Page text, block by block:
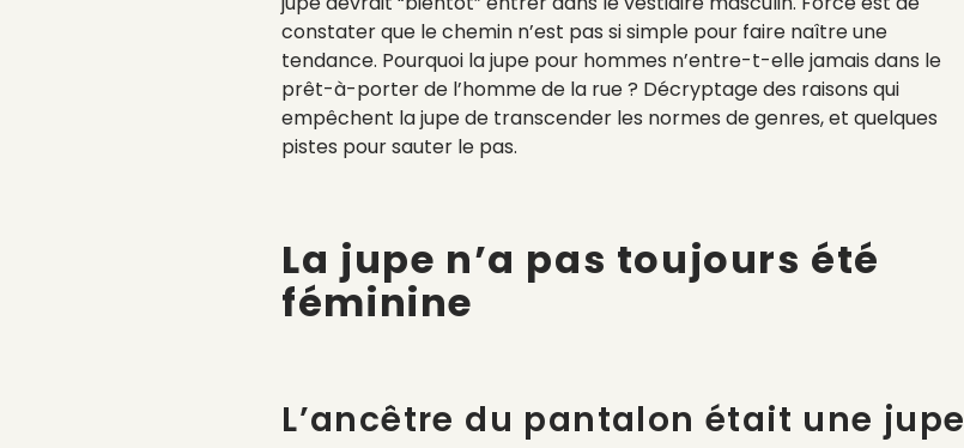
constater que le chemin n’est pas si simple pour faire naître une
tendance. Pourquoi la jupe pour hommes n’entre-t-elle jamais dans le
prêt-à-porter de l’homme de la rue ? Décryptage des raisons qui
empêchent la jupe de transcender les normes de genres, et quelques
pistes pour sauter le pas.
La jupe n’a pas toujours été
féminine
L’ancêtre du pantalon était une jupe